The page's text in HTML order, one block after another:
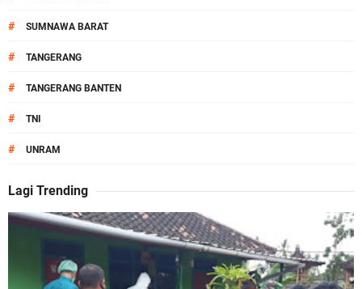
# SUMNAWA BARAT
# TANGERANG
# TANGERANG BANTEN
# TNI
# UNRAM
Lagi Trending